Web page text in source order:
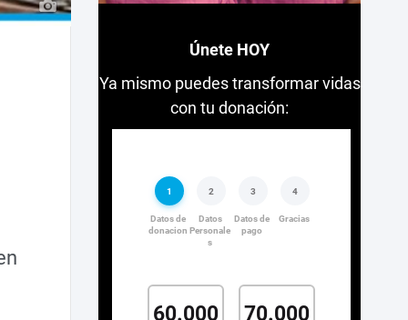
Únete HOY
Ya mismo puedes transformar vidas
con tu donación: